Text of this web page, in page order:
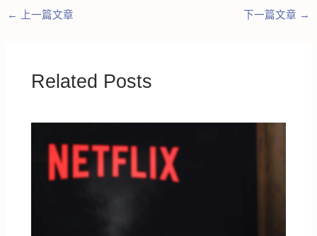
← 上一篇文章 下一篇文章 →
Related Posts